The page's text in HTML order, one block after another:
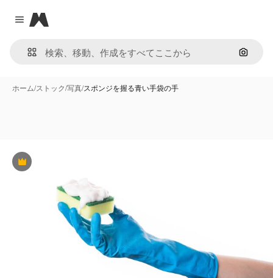
Close menu
Magnific
画像で
ホーム/ストック/写真/スポンジを握る青い手袋の手
Premium